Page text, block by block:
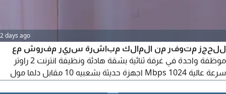
2 days ago
للحجز متوفر من المالك مباشرة سرير مفروش مع
موظفة واحدة في غرفة ثنائية بشقة هادئة ونظيفة انترنت 2 راوتر
سرعة عالية 1024 Mbps اجهزة حديثة بشعبيه 10 مقابل دلما مول